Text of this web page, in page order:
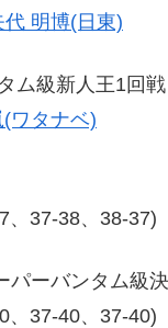
代 明博(日東)
ム級新人王1回戦
ワタナベ)
37-38、38-
パーバンタム級
37-40、37-